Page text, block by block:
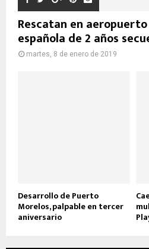
Rescatan en
española de 2 años
martes, 8 de enero de 2019
Desarrollo de Puerto
Morelos, palpable en tercer
aniversario